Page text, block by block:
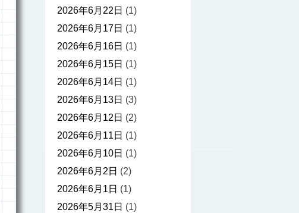
2026年6月22日 (1)
2026年6月17日 (1)
2026年6月16日 (1)
2026年6月15日 (1)
2026年6月14日 (1)
2026年6月13日 (3)
2026年6月12日 (2)
2026年6月11日 (1)
2026年6月10日 (1)
2026年6月2日 (2)
2026年6月1日 (1)
2026年5月31日 (1)